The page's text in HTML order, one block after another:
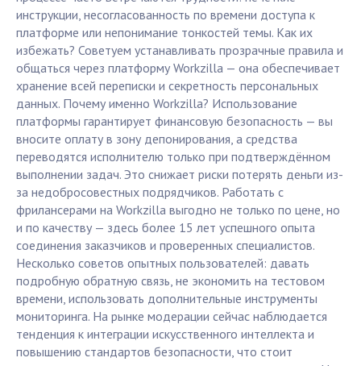
инструкции, несогласованность по времени доступа к
платформе или непонимание тонкостей темы. Как их
избежать? Советуем устанавливать прозрачные правила и
общаться через платформу Workzilla — она обеспечивает
хранение всей переписки и секретность персональных
данных. Почему именно Workzilla? Использование
платформы гарантирует финансовую безопасность — вы
вносите оплату в зону депонирования, а средства
переводятся исполнителю только при подтверждённом
выполнении задач. Это снижает риски потерять деньги из-
за недобросовестных подрядчиков. Работать с
фрилансерами на Workzilla выгодно не только по цене, но
и по качеству — здесь более 15 лет успешного опыта
соединения заказчиков и проверенных специалистов.
Несколько советов опытных пользователей: давать
подробную обратную связь, не экономить на тестовом
времени, использовать дополнительные инструменты
мониторинга. На рынке модерации сейчас наблюдается
тенденция к интеграции искусственного интеллекта и
повышению стандартов безопасности, что стоит